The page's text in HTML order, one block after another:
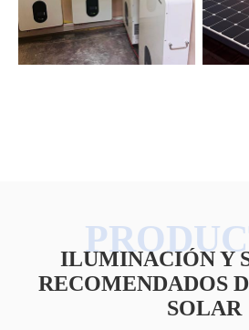
ILUMINACIÓN Y
RECOMENDADOS
SOLAR